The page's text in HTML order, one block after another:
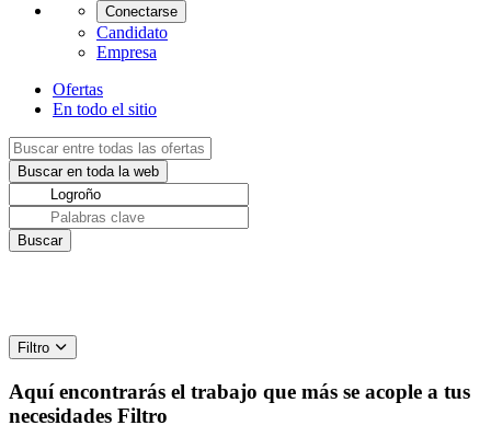
Conectarse
Candidato
Empresa
Ofertas
En todo el sitio
Filtro
Aquí encontrarás el trabajo que más se acople a tus
necesidades Filtro